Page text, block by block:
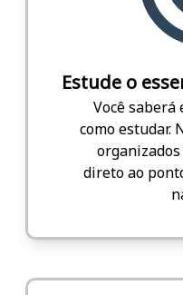
Estude o
Você saberá
como estudar.
direto ao